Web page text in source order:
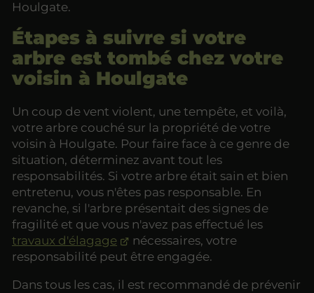
Houlgate.
Étapes à suivre si votre
arbre est tombé chez votre
voisin à Houlgate
Un coup de vent violent, une tempête, et voilà,
votre arbre couché sur la propriété de votre
voisin à Houlgate. Pour faire face à ce genre de
situation, déterminez avant tout les
responsabilités. Si votre arbre était sain et bien
entretenu, vous n'êtes pas responsable. En
revanche, si l'arbre présentait des signes de
fragilité et que vous n'avez pas effectué les
travaux d'élagage
nécessaires, votre
responsabilité peut être engagée.
Dans tous les cas, il est recommandé de prévenir